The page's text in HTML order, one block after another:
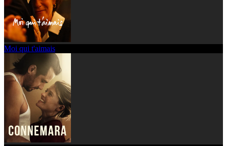
Moi qui t'aimais